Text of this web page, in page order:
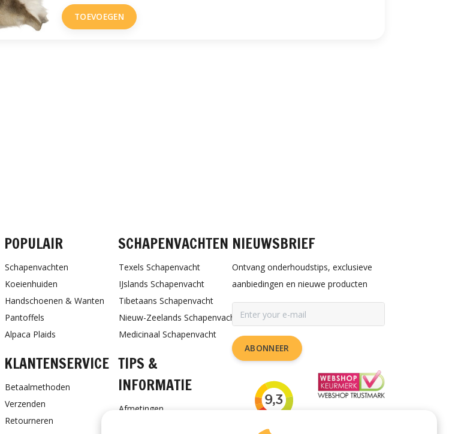
TOEVOEGEN
POPULAIR
Schapenvachten
Koeienhuiden
Handschoenen & Wanten
Pantoffels
Alpaca Plaids
SCHAPENVACHTEN
Texels Schapenvacht
IJslands Schapenvacht
Tibetaans Schapenvacht
Nieuw-Zeelands Schapenvacht
Medicinaal Schapenvacht
KLANTENSERVICE
Betaalmethoden
Verzenden
Retourneren
TIPS &
INFORMATIE
Afmetingen
NIEUWSBRIEF
Ontvang onderhoudstips, exclusieve
aanbiedingen en nieuwe producten
ABONNEER